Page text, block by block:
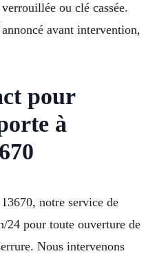
ou clé cassée.
avant intervention,
pour
à
notre service de
24 pour toute ouverture de
Nous intervenons